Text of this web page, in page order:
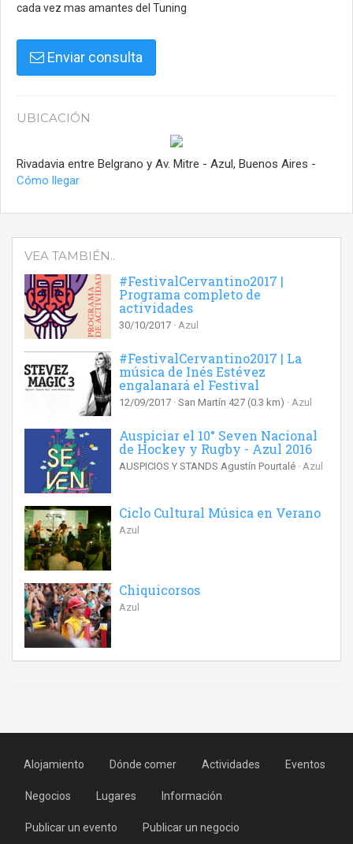
cada vez mas amantes del Tuning
Enviar consulta
UBICACIÓN
Rivadavia entre Belgrano y Av. Mitre - Azul, Buenos Aires -
Cómo llegar
VEA TAMBIÉN..
#FestivalCervantino2017 |
Programa completo de
actividades
30/10/2017 Azul
#FestivalCervantino2017 | La
música de Inés Estévez
engalanará el Festival
12/09/2017 San Martín 427 (0.3 km) Azul
Auspiciar el 10° Seven Nacional
de Hockey y Rugby - Azul 2016
AUSPICIOS Y STANDS Agustín Pourtalé Azul
Ciclo Cultural Música en Verano
Azul
Chiquicorsos
Azul
Alojamiento Dónde comer Actividades Eventos
Negocios Lugares Información
Publicar un evento Publicar un negocio